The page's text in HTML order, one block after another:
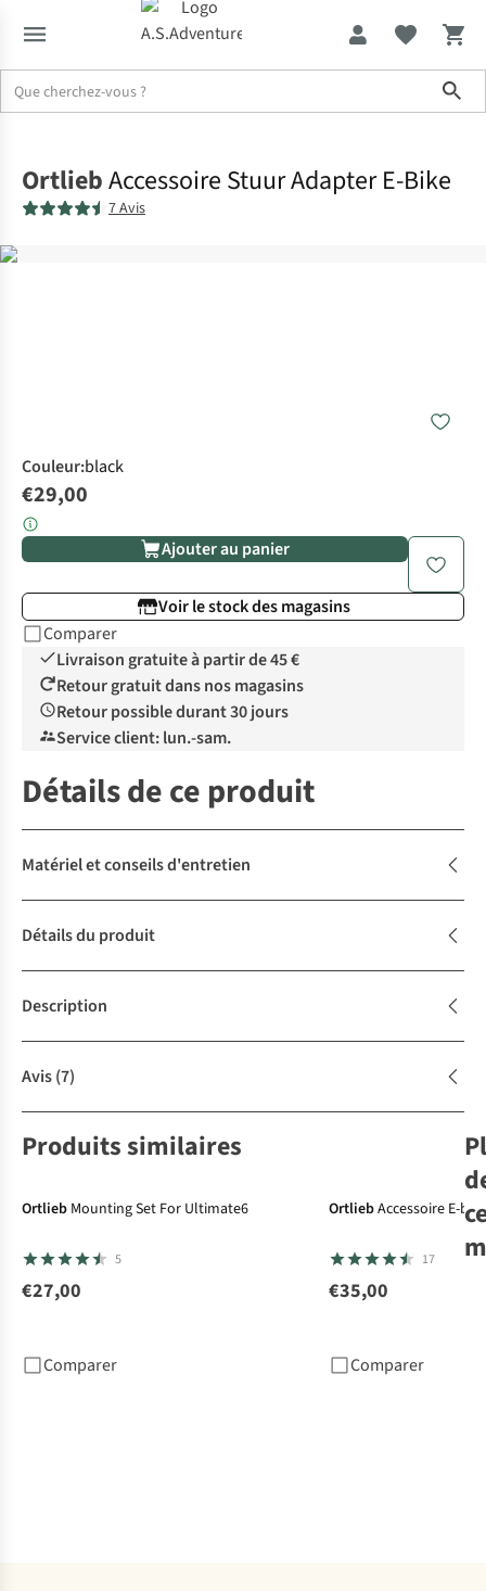
OrtliebAccessoire Stuur Adapter E-Bike
7 Avis
Couleur:black
€29,00
Ajouter au panier
Voir le stock des magasins
Comparer
Livraison gratuite à partir de 45 €
Retour gratuit dans nos magasins
Retour possible durant 30 jours
Service client: lun.-sam.
Détails de ce produit
Matériel et conseils d'entretien
Détails du produit
Description
Avis(7)
Produits similaires
Ortlieb Mounting Set For Ultimate6
5
€27,00
Comparer
OrtliebAccessoire E-
17
€35,00
Comparer